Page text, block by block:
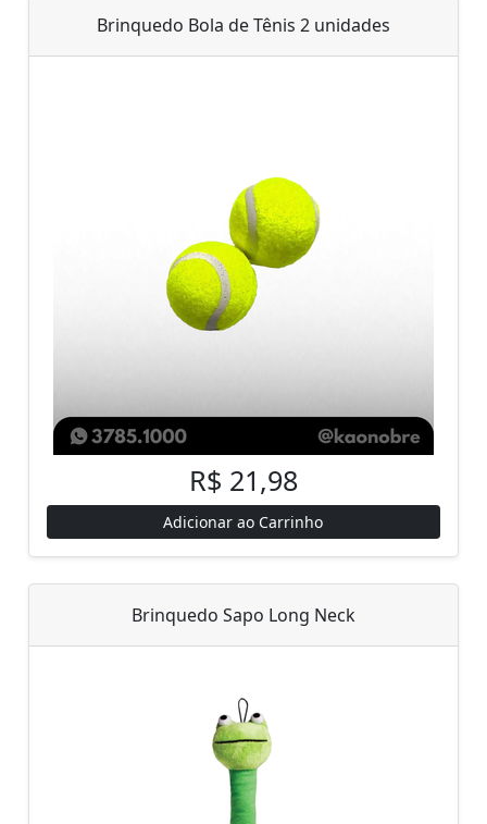
Brinquedo Bola de Tênis 2 unidades
R$ 21,98
Adicionar ao Carrinho
Brinquedo Sapo Long Neck